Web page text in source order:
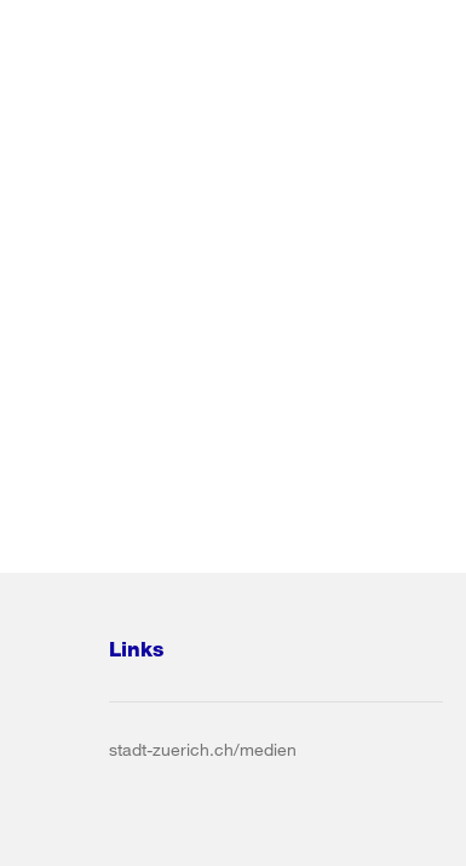
Links
stadt-zuerich.ch/medien